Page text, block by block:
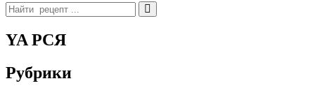
Search
for:
YA РСЯ
Рубрики